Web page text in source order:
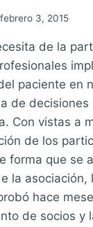
febrero 3, 2015
de la
paciente en
de decisiones
Con vistas a
de los
forma que se
la asociación,
hace
de socios y